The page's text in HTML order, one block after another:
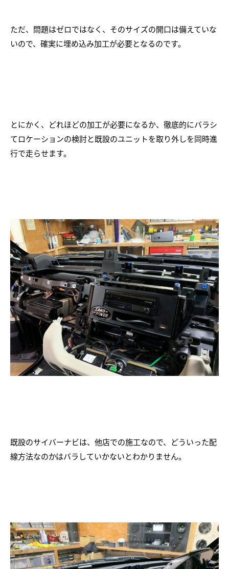
ただ、問題はゼロではなく、そのサイズの開口は備えていな
いので、確実に埋め込み加工が必要となるのです。
とにかく、どれほどの加工が必要になるか、徹底的にバラシ
てロケーションの検討と既設のユニットを取り外しを同時進
行で走らせます。
既設のサイバーナビは、他店での施工なので、どういった配
線方法なのかはバラしていかないとわかりません。